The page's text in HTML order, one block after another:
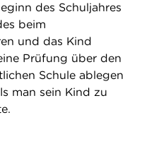
des Schuljahres
beim
und das Kind
Prüfung über den
Schule ablegen
man sein Kind zu